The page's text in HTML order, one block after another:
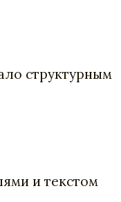
структурным
и текстом